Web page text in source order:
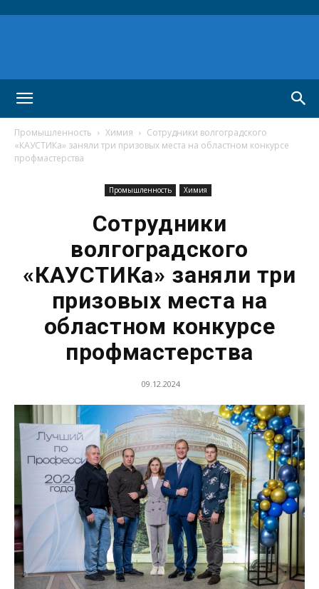
Промышленность Химия
Сотрудники волгоградского
«КАУСТИКа» заняли три призовых места на областном конкурсе
профмастерства
Промышленность Химия
Сотрудники
волгоградского
«КАУСТИКа» заняли три
призовых места на
областном конкурсе
профмастерства
09.12.2024